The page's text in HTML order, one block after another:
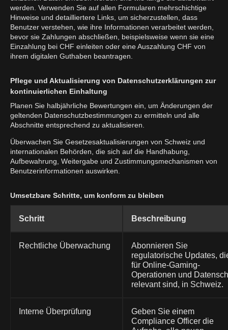
werden. Verwenden Sie auf allen Formularen mehrschichtige
Hinweise und detailliertere Links, um sicherzustellen, dass
Benutzer verstehen, wie ihre Informationen verarbeitet werden,
bevor sie Zahlungen abschließen, beispielsweise wenn sie eine
Einzahlung bei CHF einleiten oder eine Auszahlung CHF von
ihrem digitalen Guthaben beantragen.
Pflege und Aktualisierung von Datenschutzerklärungen zur
kontinuierlichen Einhaltung
Planen Sie halbjährliche Bewertungen ein, um Änderungen der
geltenden Datenschutzbestimmungen zu ermitteln und alle
Abschnitte entsprechend zu aktualisieren.
Überwachen Sie Gesetzesaktualisierungen von Schweiz und
internationalen Behörden, die sich auf die Handhabung,
Aufbewahrung, Weitergabe und Zustimmungsmechanismen von
Benutzerinformationen auswirken.
Umsetzbare Schritte, um konform zu bleiben
Schritt Beschreibung
Rechtliche Überwachung
Abonnieren Sie
regulatorische Updates,
für Online-Gaming-
Operationen und
relevant sind, in Schweiz.
Interne Überprüfung
Geben Sie einem
Compliance Officer die